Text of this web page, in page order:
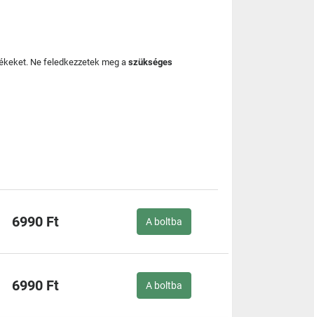
Ne feledkezzetek meg aszükséges
6990 Ft A boltba
6990 Ft A boltba